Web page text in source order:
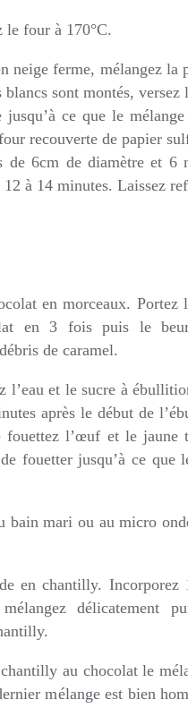
le four à 170°C.
neige ferme, mélangez la
sont montés, versez
jusqu’à ce que le
recouverte de papier
de 6cm de diamètre et 6
à 14 minutes. Laissez
en morceaux.
en 3 fois puis le
de caramel.
l’eau et le sucre à
après le début de
l’œuf et le jaune
fouetter jusqu’à ce
bain mari ou au micro
en chantilly.
délicatement
au chocolat le
mélange est bien